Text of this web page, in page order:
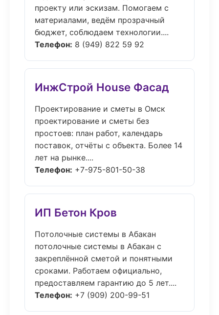
проекту или эскизам. Помогаем с
материалами, ведём прозрачный
бюджет, соблюдаем технологии....
Телефон: 8 (949) 822 59 92
ИнжСтрой House Фасад
Проектирование и сметы в Омск
проектирование и сметы без
простоев: план работ, календарь
поставок, отчёты с объекта. Более 14
лет на рынке....
Телефон: +7-975-801-50-38
ИП Бетон Кров
Потолочные системы в Абакан
потолочные системы в Абакан с
закреплённой сметой и понятными
сроками. Работаем официально,
предоставляем гарантию до 5 лет....
Телефон: +7 (909) 200-99-51